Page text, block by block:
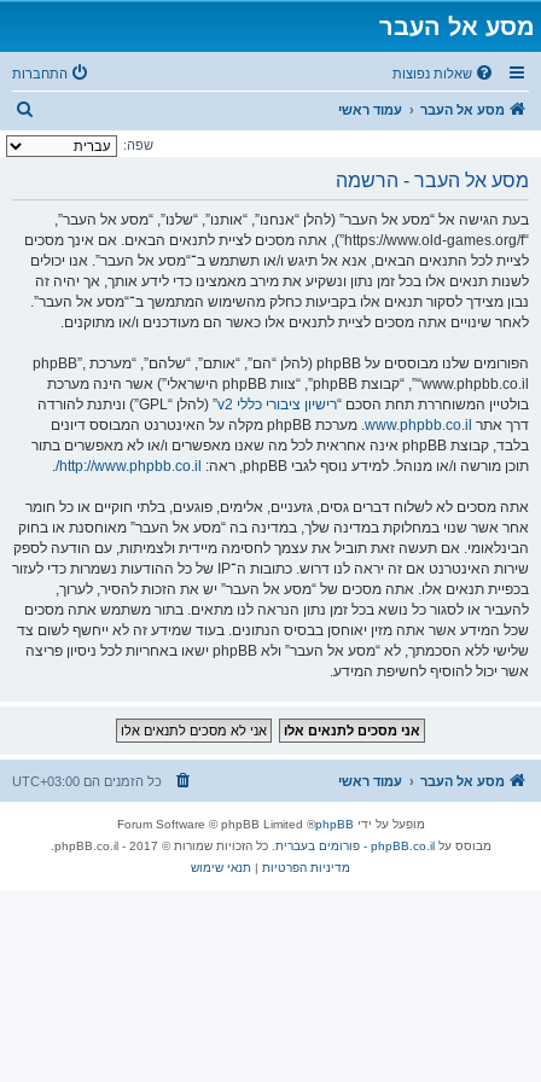
מסע אל העבר
שאלות נפוצות התחברות
מסע אל העבר עמוד ראשי
י
שפה:
מסע אל העבר - הרשמה
בעת הגישה אל “מסע אל העבר” (להלן “אנחנו”, “אותנו”, “שלנו”, “מסע אל העבר”,
“https://www.old-games.org/f”), אתה מסכים לציית לתנאים הבאים. אם אינך מסכים
לציית לכל התנאים הבאים, אנא אל תיגש ו/או תשתמש ב־“מסע אל העבר”. אנו יכולים
לשנות תנאים אלו בכל זמן נתון ונשקיע את מירב מאמצינו כדי לידע אותך, אך יהיה זה
נבון מצידך לסקור תנאים אלו בקביעות כחלק מהשימוש המתמשך ב־“מסע אל העבר”.
לאחר שינויים אתה מסכים לציית לתנאים אלו כאשר הם מעודכנים ו/או מתוקנים.
הפורומים שלנו מבוססים על phpBB (להלן “הם”, “אותם”, “שלהם”, “מערכת phpBB”,
“www.phpbb.co.il”, “קבוצת phpBB”, “צוות phpBB הישראלי”) אשר הינה מערכת
בולטיין המשוחררת תחת הסכם “רישיון ציבורי כללי v2
” (להלן “GPL”) וניתנת להורדה
דרך אתר www.phpbb.co.il
. מערכת phpBB מקלה על האינטרנט המבוסס דיונים
בלבד, קבוצת phpBB אינה אחראית לכל מה שאנו מאפשרים ו/או לא מאפשרים בתור
תוכן מורשה ו/או מנוהל. למידע נוסף לגבי phpBB, ראה:
http://www.phpbb.co.il/
.
אתה מסכים לא לשלוח דברים גסים, גזעניים, אלימים, פוגעים, בלתי חוקיים או כל חומר
אחר אשר שנוי במחלוקת במדינה שלך, במדינה בה “מסע אל העבר” מאוחסנת או בחוק
הבינלאומי. אם תעשה זאת תוביל את עצמך לחסימה מיידית ולצמיתות, עם הודעה לספק
שירות האינטרנט אם זה יראה לנו דרוש. כתובות ה־IP של כל ההודעות נשמרות כדי לעזור
בכפיית תנאים אלו. אתה מסכים של “מסע אל העבר” יש את הזכות להסיר, לערוך,
להעביר או לסגור כל נושא בכל זמן נתון הנראה לנו מתאים. בתור משתמש אתה מסכים
שכל המידע אשר אתה מזין יאוחסן בבסיס הנתונים. בעוד שמידע זה לא ייחשף לשום צד
שלישי ללא הסכמתך, לא “מסע אל העבר” ולא phpBB ישאו באחריות לכל ניסיון פריצה
אשר יכול להוסיף לחשיפת המידע.
מסע אל העבר עמוד ראשי כל הזמנים הם UTC+03:00
מופעל על ידי phpBB
® Forum Software © phpBB Limited
מבוסס עלphpBB.co.il - פורומים בעברית
. כל הזכויות שמורות © 2017 - phpBB.co.il.
מדיניות הפרטיות | תנאי שימוש